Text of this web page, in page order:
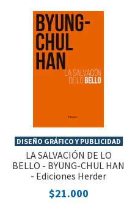
DISEÑO GRÁFICO Y PUBLICIDAD
LA SALVACIÓN DE LO
BELLO - BYUNG-CHUL HAN
- Ediciones Herder
$21.000